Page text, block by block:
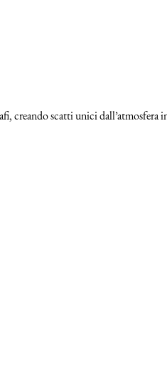
creando scatti unici dall’atmosfera